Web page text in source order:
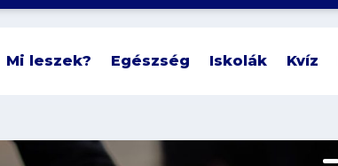
Mi leszek? Egészség Iskolák Kvíz